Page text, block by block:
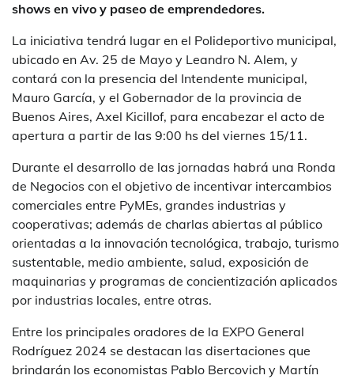
shows en vivo y paseo de emprendedores.
La iniciativa tendrá lugar en el Polideportivo municipal,
ubicado en Av. 25 de Mayo y Leandro N. Alem, y
contará con la presencia del Intendente municipal,
Mauro García, y el Gobernador de la provincia de
Buenos Aires, Axel Kicillof, para encabezar el acto de
apertura a partir de las 9:00 hs del viernes 15/11.
Durante el desarrollo de las jornadas habrá una Ronda
de Negocios con el objetivo de incentivar intercambios
comerciales entre PyMEs, grandes industrias y
cooperativas; además de charlas abiertas al público
orientadas a la innovación tecnológica, trabajo, turismo
sustentable, medio ambiente, salud, exposición de
maquinarias y programas de concientización aplicados
por industrias locales, entre otras.
Entre los principales oradores de la EXPO General
Rodríguez 2024 se destacan las disertaciones que
brindarán los economistas Pablo Bercovich y Martín